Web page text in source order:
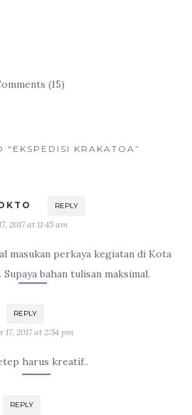
(15)
“EKSPEDISI KRAKATOA”
REPLY
2017 at 11:45 am
masukan perkaya kegiatan di Kota
Supaya bahan tulisan maksimal.
REPLY
17, 2017 at 2:54 pm
harus kreatif..
REPLY